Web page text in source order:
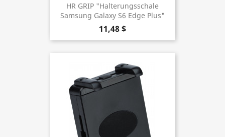
HR GRIP "Halterungsschale
Samsung Galaxy S6 Edge Plus"
11,48 $